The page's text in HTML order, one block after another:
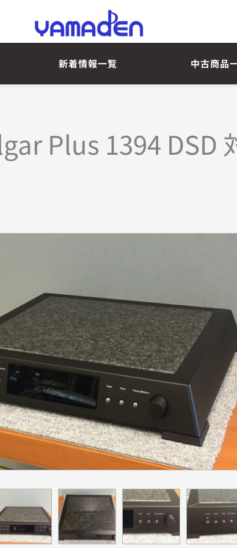
新着情報一覧 中古商品
Plus 1394 DSD